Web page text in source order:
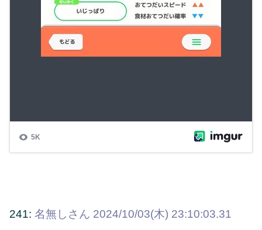
241: 名無しさん 2024/10/03(木) 23:10:03.31